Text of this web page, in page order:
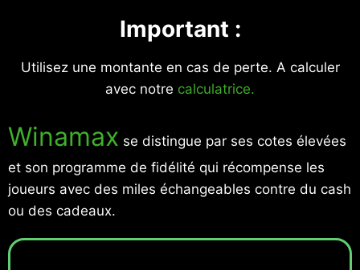
Important :
Utilisez une montante en cas de perte. A calculer
avec notre calculatrice.
Winamax se distingue par ses cotes élevées
et son programme de fidélité qui récompense les
joueurs avec des miles échangeables contre du cash
ou des cadeaux.